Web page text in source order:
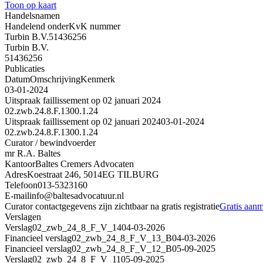
Toon op kaart
Handelsnamen
Handelend onderKvK nummer
Turbin B.V.51436256
Turbin B.V.
51436256
Publicaties
DatumOmschrijvingKenmerk
03-01-2024
Uitspraak faillissement op 02 januari 2024
02.zwb.24.8.F.1300.1.24
Uitspraak faillissement op 02 januari 202403-01-2024
02.zwb.24.8.F.1300.1.24
Curator / bewindvoerder
mr R.A. Baltes
KantoorBaltes Cremers Advocaten
AdresKoestraat 246, 5014EG TILBURG
Telefoon013-5323160
E-mailinfo@baltesadvocatuur.nl
Curator contactgegevens zijn zichtbaar na gratis registratieGratis
Verslagen
Verslag02_zwb_24_8_F_V_1404-03-2026
Financieel verslag02_zwb_24_8_F_V_13_B04-03-2026
Financieel verslag02_zwb_24_8_F_V_12_B05-09-2025
Verslag02_zwb_24_8_F_V_1105-09-2025